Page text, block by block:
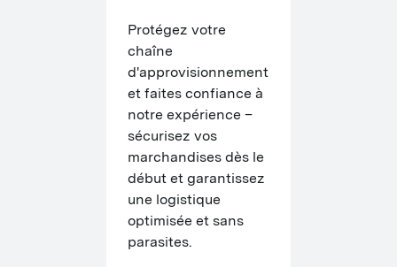
Protégez votre
chaîne
d'approvisionnement
et faites confiance à
notre expérience –
sécurisez vos
marchandises dès le
début et garantissez
une logistique
optimisée et sans
parasites.